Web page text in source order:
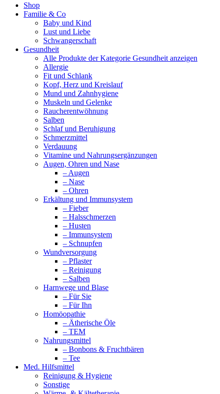
page
opens
Shop
Familie & Co
Baby und Kind
Lust und Liebe
Schwangerschaft
Gesundheit
Alle Produkte der Kategorie Gesundheit anzeigen
Allergie
Fit und Schlank
Kopf, Herz und Kreislauf
Mund und Zahnhygiene
Muskeln und Gelenke
Raucherentwöhnung
Salben
Schlaf und Beruhigung
Schmerzmittel
Verdauung
Vitamine und Nahrungsergänzungen
Augen, Ohren und Nase
– Augen
– Nase
– Ohren
Erkältung und Immunsystem
– Fieber
– Halsschmerzen
– Husten
– Immunsystem
– Schnupfen
Wundversorgung
– Pflaster
– Reinigung
– Salben
Harnwege und Blase
– Für Sie
– Für Ihn
Homöopathie
– Ätherische Öle
– TEM
Nahrungsmittel
– Bonbons & Fruchtbären
– Tee
Med. Hilfsmittel
Reinigung & Hygiene
Sonstige